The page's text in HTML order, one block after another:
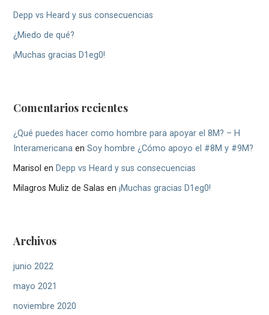
Depp vs Heard y sus consecuencias
¿Miedo de qué?
¡Muchas gracias D1eg0!
Comentarios recientes
¿Qué puedes hacer como hombre para apoyar el 8M? – H
Interamericana enSoy hombre ¿Cómo apoyo el #8M y #9M?
Marisol en Depp vs Heard y sus consecuencias
Milagros Muliz de Salas en¡Muchas gracias D1eg0!
Archivos
junio 2022
mayo 2021
noviembre 2020